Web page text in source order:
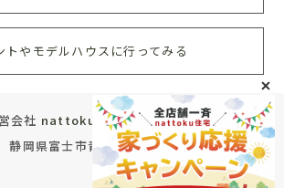
トやモデルハウスに行ってみる
会社 nattoku住宅株式会社
静岡県富士市青葉町572